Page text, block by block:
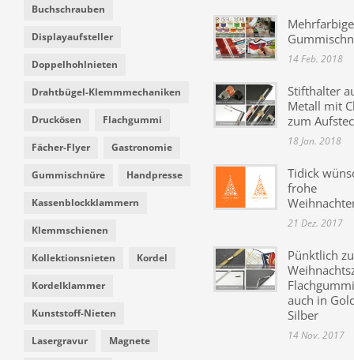
Buchschrauben
Displayaufsteller
Doppelhohlnieten
Drahtbügel-Klemmmechaniken
Druckösen Flachgummi
Fächer-Flyer Gastronomie
Gummischnüre Handpresse
Kassenblockklammern
Klemmschienen
Kollektionsnieten Kordel
Kordelklammer
Kunststoff-Nieten
Lasergravur Magnete
Mehrfarbige
14 Feb. 2018
Stifthalter
Metall mit
zum
18 Jan. 2018
Tidick
frohe
21 Dez. 2017
Pünktlich
auch in
Silber
14 Nov. 2017